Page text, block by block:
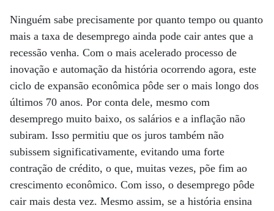
Ninguém sabe precisamente por quanto tempo ou quanto
mais a taxa de desemprego ainda pode cair antes que a
recessão venha. Com o mais acelerado processo de
inovação e automação da história ocorrendo agora, este
ciclo de expansão econômica pôde ser o mais longo dos
últimos 70 anos. Por conta dele, mesmo com
desemprego muito baixo, os salários e a inflação não
subiram. Isso permitiu que os juros também não
subissem significativamente, evitando uma forte
contração de crédito, o que, muitas vezes, põe fim ao
crescimento econômico. Com isso, o desemprego pôde
cair mais desta vez. Mesmo assim, se a história ensina